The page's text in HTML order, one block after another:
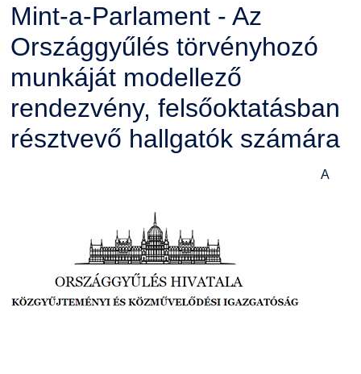
Mint-a-Parlament - Az
Országgyűlés törvényhozó
munkáját modellező
rendezvény, felsőoktatásban
résztvevő hallgatók számára
A